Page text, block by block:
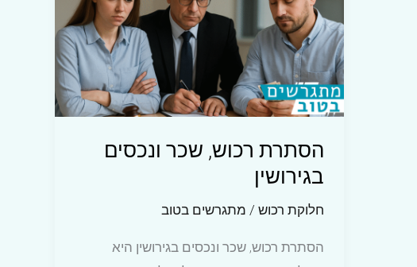
הסתרת רכוש, שכר ונכסים
בגירושין
חלוקת רכוש / מתגרשים בטוב
הסתרת רכוש, שכר ונכסים בגירושין היא